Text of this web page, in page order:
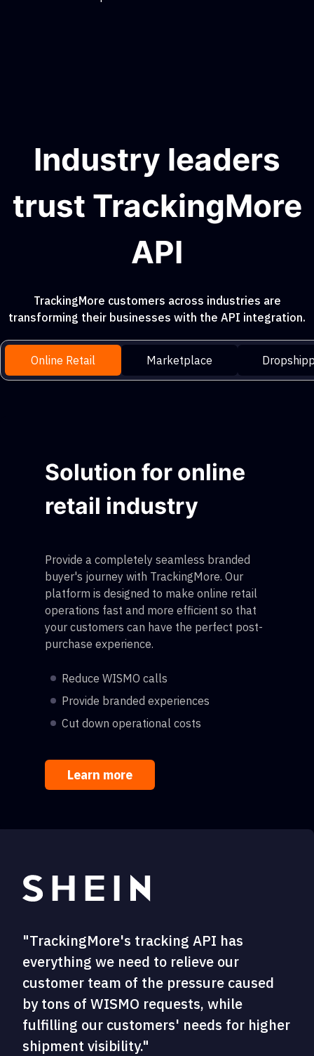
Industry leaders
trust TrackingMore
API
TrackingMore customers across industries are
transforming their businesses with the API integration.
Online Retail Marketplace
Solution for online
retail industry
Provide a completely seamless branded
buyer's journey with TrackingMore. Our
platform is designed to make online retail
operations fast and more efficient so that
your customers can have the perfect post-
purchase experience.
Reduce WISMO calls
Provide branded experiences
Cut down operational costs
Learn more
"TrackingMore's tracking API has
everything we need to relieve our
customer team of the pressure caused
by tons of WISMO requests, while
fulfilling our customers' needs for higher
shipment visibility."